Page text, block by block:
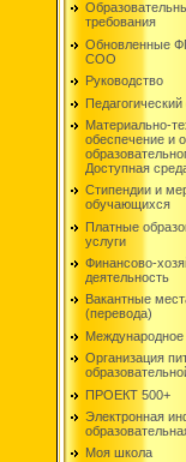
требования
Обновленные
СОО
Руководство
Педагогический
Материально-
обеспечение и
Доступная
Стипендии и
обучающихся
Платные
услуги
Финансово-
деятельность
Вакантные
(перевода)
Международное
Организация
ПРОЕКТ 500+
Электронная
Моя школа